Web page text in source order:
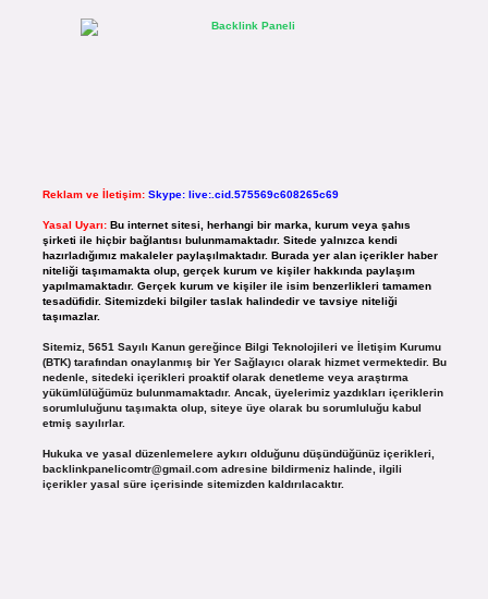
Reklam ve İletişim: Skype: live:.cid.575569c608265c69
Yasal Uyarı: Bu internet sitesi, herhangi bir marka, kurum veya şahıs
şirketi ile hiçbir bağlantısı bulunmamaktadır. Sitede yalnızca kendi
hazırladığımız makaleler paylaşılmaktadır. Burada yer alan içerikler haber
niteliği taşımamakta olup, gerçek kurum ve kişiler hakkında paylaşım
yapılmamaktadır. Gerçek kurum ve kişiler ile isim benzerlikleri tamamen
tesadüfidir. Sitemizdeki bilgiler taslak halindedir ve tavsiye niteliği
taşımazlar.
Sitemiz, 5651 Sayılı Kanun gereğince Bilgi Teknolojileri ve İletişim Kurumu
(BTK) tarafından onaylanmış bir Yer Sağlayıcı olarak hizmet vermektedir. Bu
nedenle, sitedeki içerikleri proaktif olarak denetleme veya araştırma
yükümlülüğümüz bulunmamaktadır. Ancak, üyelerimiz yazdıkları içeriklerin
sorumluluğunu taşımakta olup, siteye üye olarak bu sorumluluğu kabul
etmiş sayılırlar.
Hukuka ve yasal düzenlemelere aykırı olduğunu düşündüğünüz içerikleri,
backlinkpanelicomtr@gmail.comadresine bildirmeniz halinde, ilgili
içerikler yasal süre içerisinde sitemizden kaldırılacaktır.